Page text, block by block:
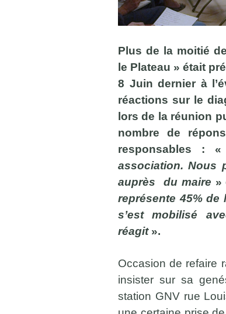
Plus de la moitié
le Plateau » était
8 Juin dernier à
réactions sur le
lors de la réunion
nombre de
responsables : «
association. Nous
auprès du maire »
représente 45% de
s’est mobilisé
réagit».
Occasion de refaire
insister sur sa
station GNV rue